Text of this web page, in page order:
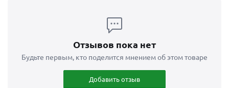
Отзывов пока нет
Будьте первым, кто поделится мнением об этом товаре
Добавить отзыв